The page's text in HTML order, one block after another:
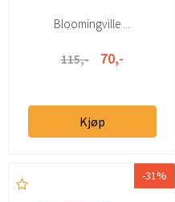
Bloomingville ...
115,- 70,-
Kjøp
-31%